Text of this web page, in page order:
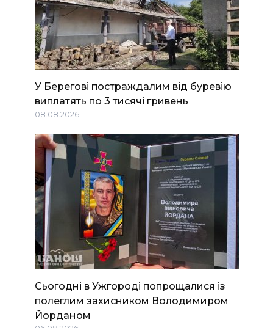
У Берегові постраждалим від буревію
виплатять по 3 тисячі гривень
08.08.2026
Сьогодні в Ужгороді попрощалися із
полеглим захисником Володимиром
Йорданом